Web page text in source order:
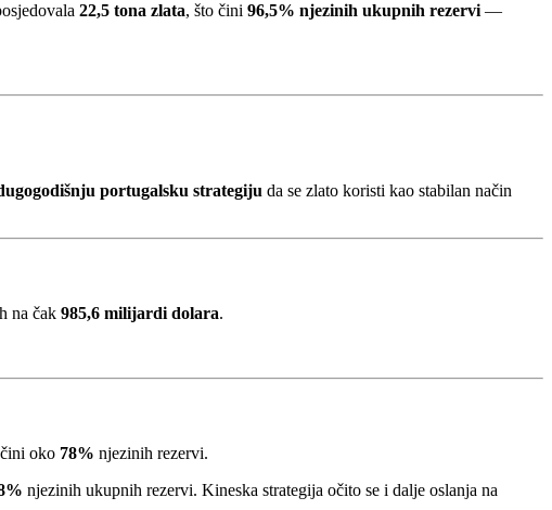
22,5 tona zlata, što čini 96,5% njezinih ukupnih rezervi —
portugalsku strategiju da se zlato koristi kao stabilan način
na čak 985,6 milijardi dolara.
oko 78% njezinih rezervi.
njezinih ukupnih rezervi. Kineska strategija očito se i dalje oslanja na